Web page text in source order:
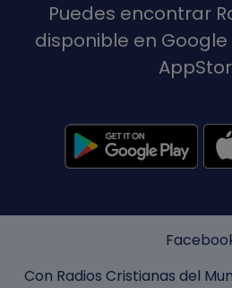
Puedes encontrar
disponible en Google
Con Radios Cristianas del